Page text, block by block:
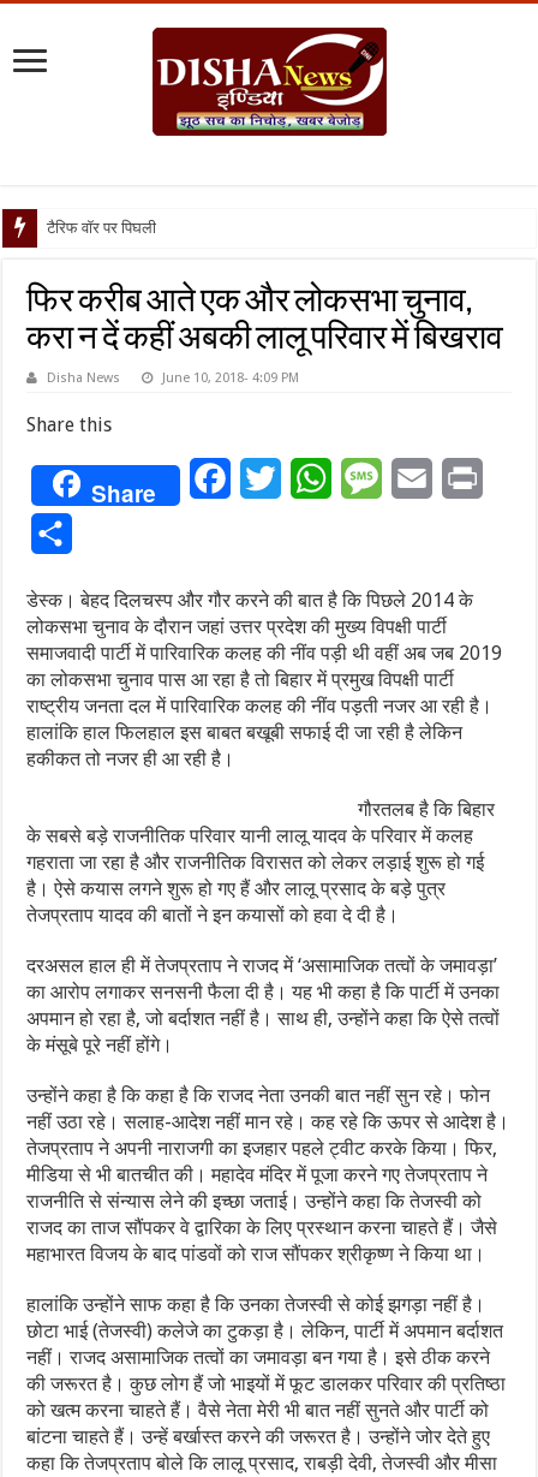
टैरिफ वॉर पर पिघली बर्फ, ट्रंप और मो
फिर करीब आते एक और लोकसभा चुनाव,
करा न दें कहीं अबकी लालू परिवार में बिखराव
Disha News June 10, 2018- 4:09 PM
Share this
Share FacebookTwitterWhatsAppMessageEmail
डेस्क। बेहद दिलचस्प और गौर करने की बात है कि पिछले 2014 के
लोकसभा चुनाव के दौरान जहां उत्तर प्रदेश की मुख्य विपक्षी पार्टी
समाजवादी पार्टी में पारिवारिक कलह की नींव पड़ी थी वहीं अब जब 2019
का लोकसभा चुनाव पास आ रहा है तो बिहार में प्रमुख विपक्षी पार्टी
राष्ट्रीय जनता दल में पारिवारिक कलह की नींव पड़ती नजर आ रही है।
हालांकि हाल फिलहाल इस बाबत बखूबी सफाई दी जा रही है लेकिन
हकीकत तो नजर ही आ रही है।
गौरतलब है कि बिहार
के सबसे बड़े राजनीतिक परिवार यानी लालू यादव के परिवार में कलह
गहराता जा रहा है और राजनीतिक विरासत को लेकर लड़ाई शुरू हो गई
है। ऐसे कयास लगने शुरू हो गए हैं और लालू प्रसाद के बड़े पुत्र
तेजप्रताप यादव की बातों ने इन कयासों को हवा दे दी है।
दरअसल हाल ही में तेजप्रताप ने राजद में ‘असामाजिक तत्‍वों के जमावड़ा’
का आरोप लगाकर सनसनी फैला दी है। यह भी कहा है कि पार्टी में उनका
अपमान हो रहा है, जो बर्दाशत नहीं है। साथ ही, उन्‍होंने कहा कि ऐसे तत्‍वों
के मंसूबे पूरे नहीं होंगे।
उन्होंने कहा है कि कहा है कि राजद नेता उनकी बात नहीं सुन रहे। फोन
नहीं उठा रहे। सलाह-आदेश नहीं मान रहे। कह रहे कि ऊपर से आदेश है।
तेजप्रताप ने अपनी नाराजगी का इजहार पहले ट्वीट करके किया। फिर,
मीडिया से भी बातचीत की। महादेव मंदिर में पूजा करने गए तेजप्रताप ने
राजनीति से संन्यास लेने की इच्छा जताई। उन्होंने कहा कि तेजस्वी को
राजद का ताज सौंपकर वे द्वारिका के लिए प्रस्थान करना चाहते हैं। जैसे
महाभारत विजय के बाद पांडवों को राज सौंपकर श्रीकृष्ण ने किया था।
हालांकि उन्होंने साफ कहा है कि उनका तेजस्वी से कोई झगड़ा नहीं है।
छोटा भाई (तेजस्वी) कलेजे का टुकड़ा है। लेकिन, पार्टी में अपमान बर्दाशत
नहीं। राजद असामाजिक तत्वों का जमावड़ा बन गया है। इसे ठीक करने
की जरूरत है। कुछ लोग हैं जो भाइयों में फूट डालकर परिवार की प्रतिष्ठा
को खत्म करना चाहते हैं। वैसे नेता मेरी भी बात नहीं सुनते और पार्टी को
बांटना चाहते हैं। उन्हें बर्खास्त करने की जरूरत है। उन्होंने जोर देते हुए
कहा कि तेजप्रताप बोले कि लालू प्रसाद, राबड़ी देवी, तेजस्वी और मीसा